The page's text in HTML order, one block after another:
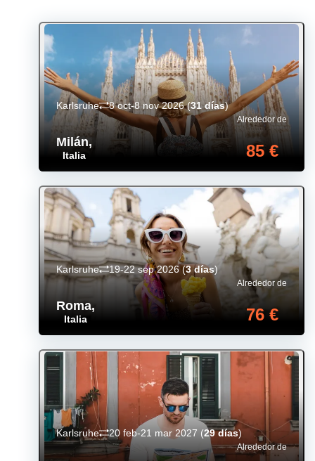
Milán,
Italia
Alrededor de
85 €
Karlsruhe 8 oct-8 nov 2026(31 días)
Roma,
Italia
Alrededor de
76 €
Karlsruhe 19-22 sep 2026(3 días)
Alrededor de
Karlsruhe 20 feb-21 mar 2027 (29 días)